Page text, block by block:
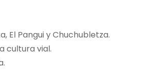
El Pangui y Chuchubletza.
cultura vial.